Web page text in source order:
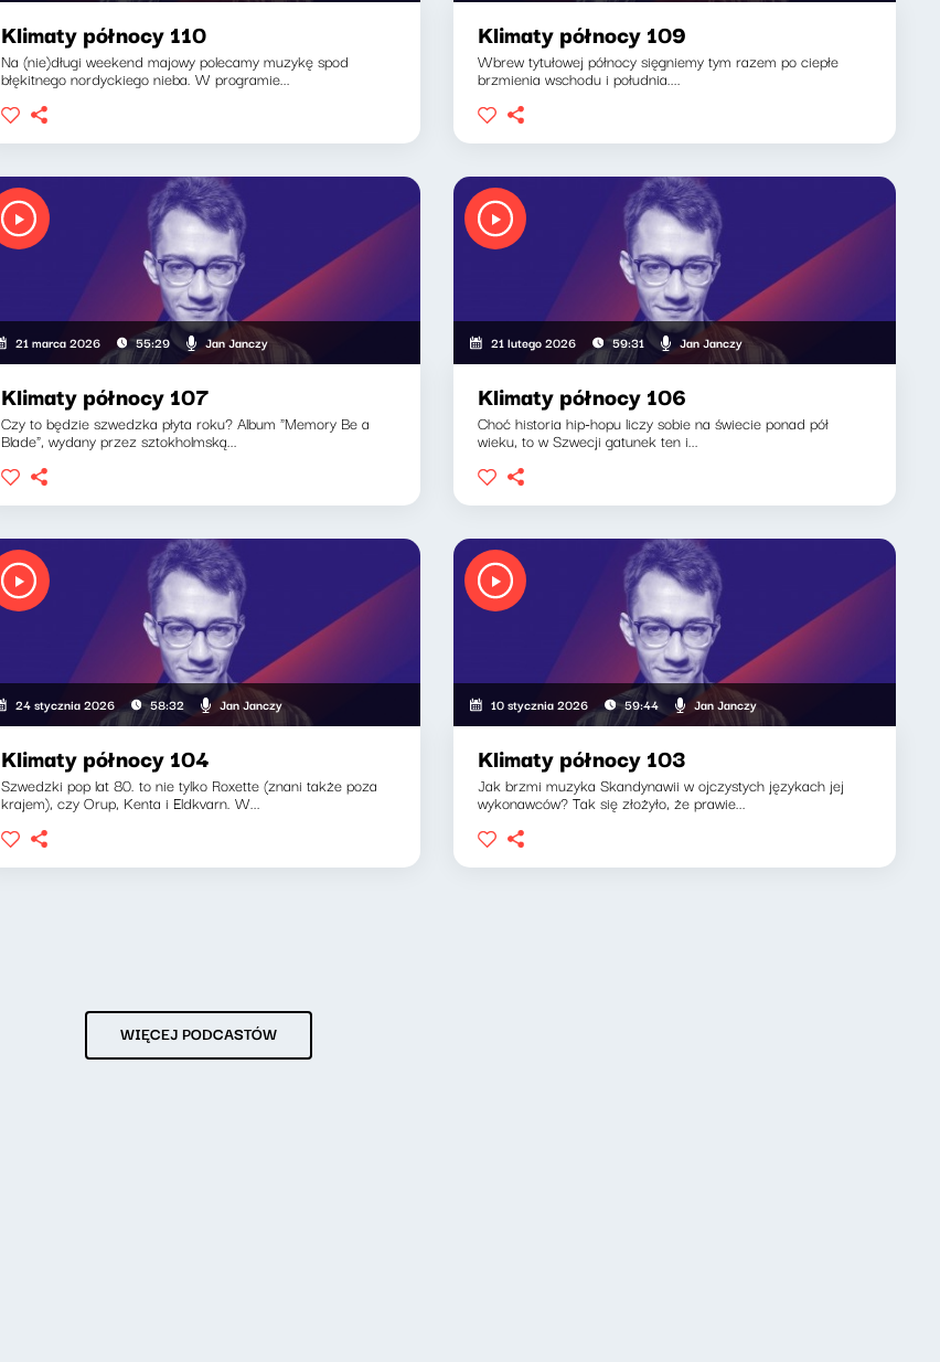
Klimaty północy 110
Na (nie)długi weekend majowy polecamy muzykę spod
błękitnego nordyckiego nieba. W programie...
Klimaty północy 109
Wbrew tytułowej północy sięgniemy tym razem po ciepłe
brzmienia wschodu i południa....
21 marca 2026 55:29 Jan Janczy
Klimaty północy 107
Czy to będzie szwedzka płyta roku? Album "Memory Be a
Blade", wydany przez sztokholmską...
21 lutego 2026 59:31 Jan Janczy
Klimaty północy 106
Choć historia hip-hopu liczy sobie na świecie ponad pół
wieku, to w Szwecji gatunek ten i...
24 stycznia 2026 58:32 Jan Janczy
Klimaty północy 104
Szwedzki pop lat 80. to nie tylko Roxette (znani także poza
krajem), czy Orup, Kenta i Eldkvarn. W...
10 stycznia 2026 59:44 Jan Janczy
Klimaty północy 103
Jak brzmi muzyka Skandynawii w ojczystych językach jej
wykonawców? Tak się złożyło, że prawie...
WIĘCEJ PODCASTÓW